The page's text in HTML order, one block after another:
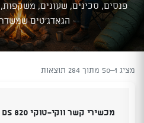
פנסים, סכינים, שעונים, משקפות,
הגאדג'טים
מציג 1–50 מתוך 284 תוצאות
מכשירי קשר ווקי-טוקי discovery adventures DS 820